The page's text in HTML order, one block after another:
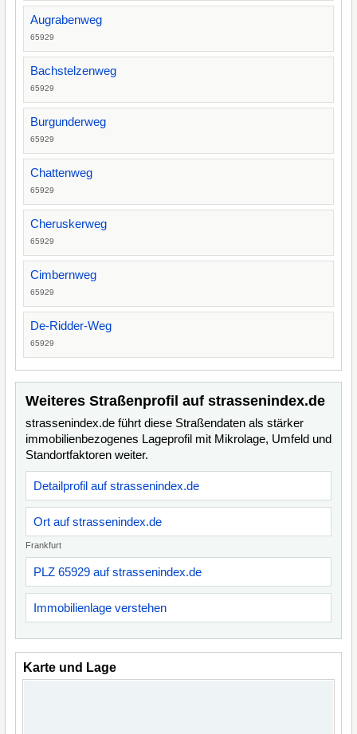
Augrabenweg
65929
Bachstelzenweg
65929
Burgunderweg
65929
Chattenweg
65929
Cheruskerweg
65929
Cimbernweg
65929
De-Ridder-Weg
65929
Weiteres Straßenprofil auf strassenindex.de
strassenindex.de führt diese Straßendaten als stärker
immobilienbezogenes Lageprofil mit Mikrolage, Umfeld und
Standortfaktoren weiter.
Detailprofil auf strassenindex.de
Ort auf strassenindex.de
Frankfurt
PLZ 65929 auf strassenindex.de
Immobilienlage verstehen
Karte und Lage